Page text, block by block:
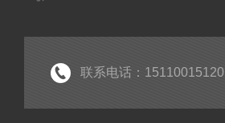
联系电话：15110015120